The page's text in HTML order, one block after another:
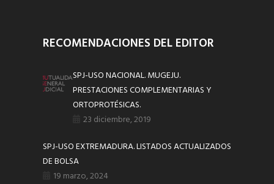
RECOMENDACIONES DEL EDITOR
SPJ-USO NACIONAL. MUGEJU.
PRESTACIONES COMPLEMENTARIAS Y
ORTOPROTÉSICAS.
23 diciembre, 2019
SPJ-USO EXTREMADURA. LISTADOS ACTUALIZADOS
DE BOLSA
19 marzo, 2024